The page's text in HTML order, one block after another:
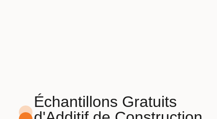
Échantillons Gratuits